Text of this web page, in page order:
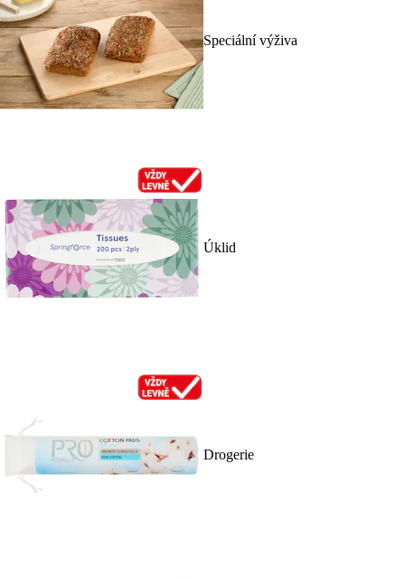
Speciální výživa
Úklid
Drogerie